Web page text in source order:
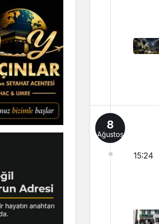
8
Ağustos
15:24